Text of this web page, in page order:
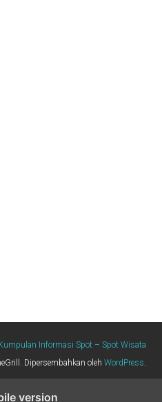
Informasi Spot – Spot Wisata
Dipersembahkan oleh WordPress.
version